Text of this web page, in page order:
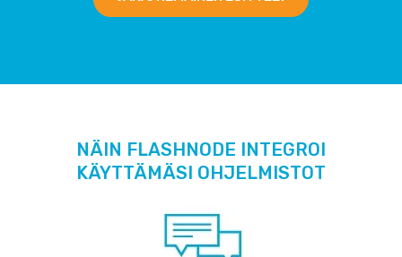
NÄIN FLASHNODE INTEGROI
KÄYTTÄMÄSI OHJELMISTOT